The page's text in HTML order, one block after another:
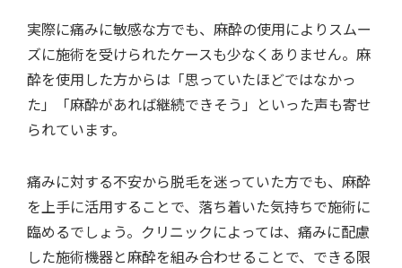
実際に痛みに敏感な方でも、麻酔の使用によりスムー
ズに施術を受けられたケースも少なくありません。麻
酔を使用した方からは「思っていたほどではなかっ
た」「麻酔があれば継続できそう」といった声も寄せ
られています。
痛みに対する不安から脱毛を迷っていた方でも、麻酔
を上手に活用することで、落ち着いた気持ちで施術に
臨めるでしょう。クリニックによっては、痛みに配慮
した施術機器と麻酔を組み合わせることで、できる限